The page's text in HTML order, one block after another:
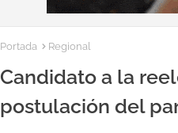
Portada Regional
Candidato a la
postulación del